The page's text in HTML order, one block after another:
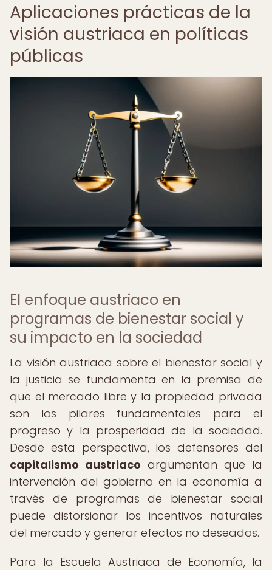
Aplicaciones prácticas de la
visión austriaca en políticas
públicas
El enfoque austriaco en
programas de bienestar social y
su impacto en la sociedad
La visión austriaca sobre el bienestar social y
la justicia se fundamenta en la premisa de
que el mercado libre y la propiedad privada
son los pilares fundamentales para el
progreso y la prosperidad de la sociedad.
Desde esta perspectiva, los defensores del
capitalismo austriaco argumentan que la
intervención del gobierno en la economía a
través de programas de bienestar social
puede distorsionar los incentivos naturales
del mercado y generar efectos no deseados.
Para la Escuela Austriaca de Economía, la